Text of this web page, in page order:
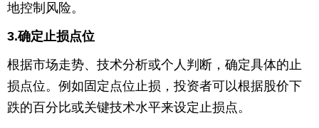
戏
经
文
化
地控制风险。
3.确定止损点位
根据市场走势、技术分析或个人判断，确定具体的止
损点位。例如固定点位止损，投资者可以根据股价下
跌的百分比或关键技术水平来设定止损点。